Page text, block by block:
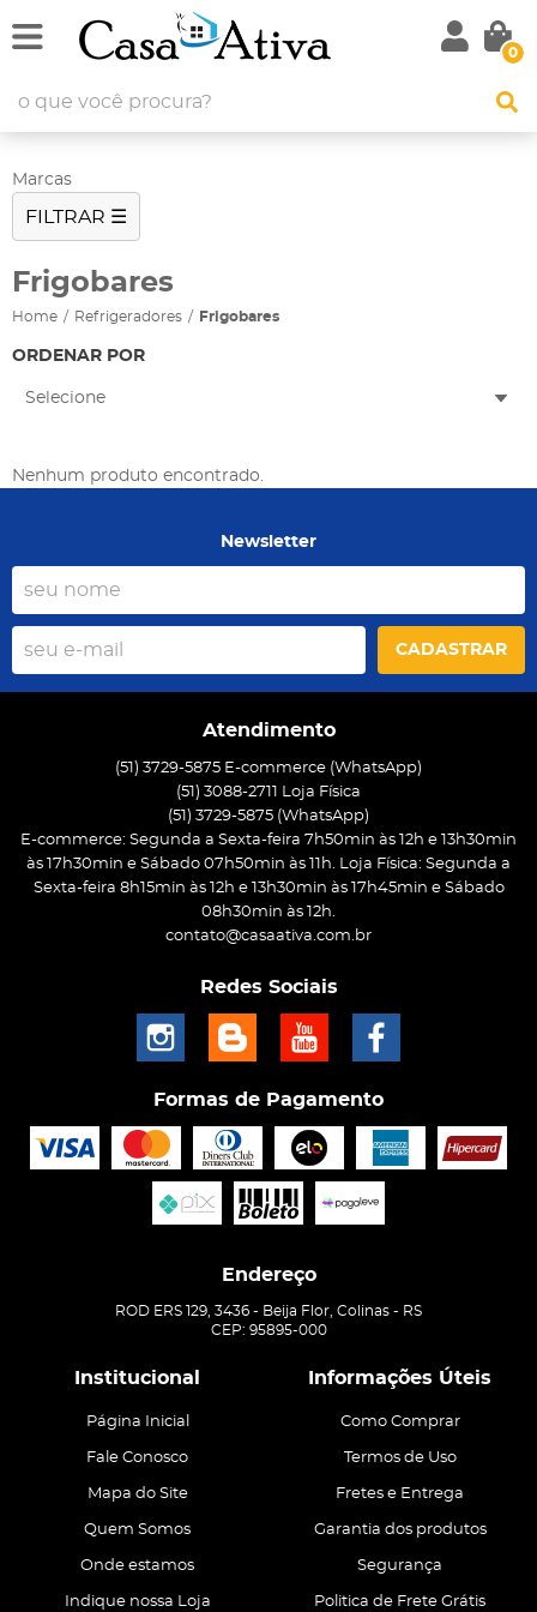
0
Marcas
FILTRAR ☰
Frigobares
Home Refrigeradores Frigobares
ORDENAR POR
Selecione
Nenhum produto encontrado.
Newsletter
CADASTRAR
Atendimento
(51) 3729-5875 E-commerce (WhatsApp)
(51) 3088-2711 Loja Física
(51) 3729-5875 (WhatsApp)
E-commerce: Segunda a Sexta-feira 7h50min às 12h e 13h30min
às 17h30min e Sábado 07h50min às 11h. Loja Física: Segunda a
Sexta-feira 8h15min às 12h e 13h30min às 17h45min e Sábado
08h30min às 12h.
contato@casaativa.com.br
Redes Sociais
Formas de Pagamento
Endereço
ROD ERS 129, 3436 - Beija Flor, Colinas - RS
CEP: 95895-000
Institucional
Página Inicial
Fale Conosco
Mapa do Site
Quem Somos
Onde estamos
Indique nossa Loja
Informações Úteis
Como Comprar
Termos de Uso
Fretes e Entrega
Garantia dos produtos
Segurança
Politica de Frete Grátis